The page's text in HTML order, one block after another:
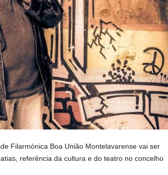
Filarmónica Boa União Montelavarense vai ser
referência da cultura e do teatro no concelho